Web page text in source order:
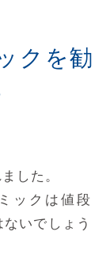
クを勧
した。
ックは値段
いでしょう